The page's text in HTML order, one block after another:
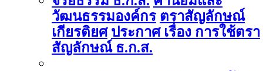
วัฒนธรรมองค์กร ตราสัญลักษณ์
เกียรติยศ ประกาศ เรื่อง การใช้ตรา
สัญลักษณ์ ธ.ก.ส.